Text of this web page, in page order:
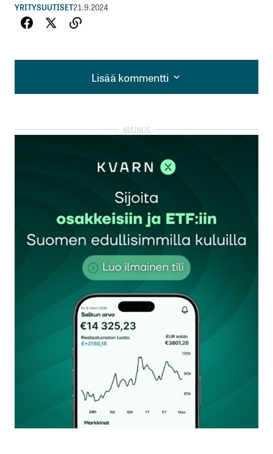
YRITYSUUTISET21.9.2024
Lisää kommentti
Lisää kommentti
kirjautua
rekisteröityä
Sähköpostiosoitettasi ei julkaista.Pakolliset
kentät on merkitty*
Kommentti*
Nimesi tai nimimerkkisi
Sähköpostiosoitteesi